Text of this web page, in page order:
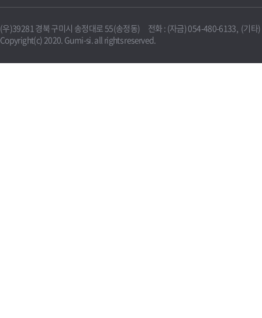
(우)39281 경북 구미시 송정대로 55(송정동) 전화 : (자금) 054-480-6133, (기타
Copyright(c) 2020. Gumi-si. all rights reserved.